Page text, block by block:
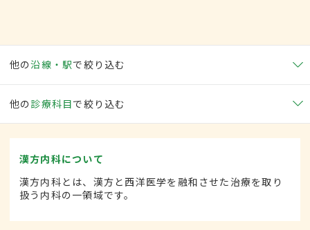
他の沿線・駅で絞り込む
他の 診療科目で絞り込む
漢方内科について
漢方内科とは、漢方と西洋医学を融和させた治療を取り
扱う内科の一領域です。